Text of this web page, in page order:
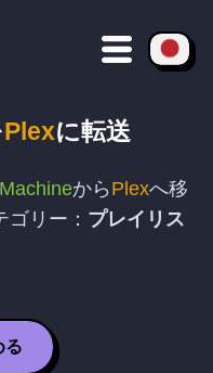
Plexに転送
から Plexへ移
リー： プレイリス
る